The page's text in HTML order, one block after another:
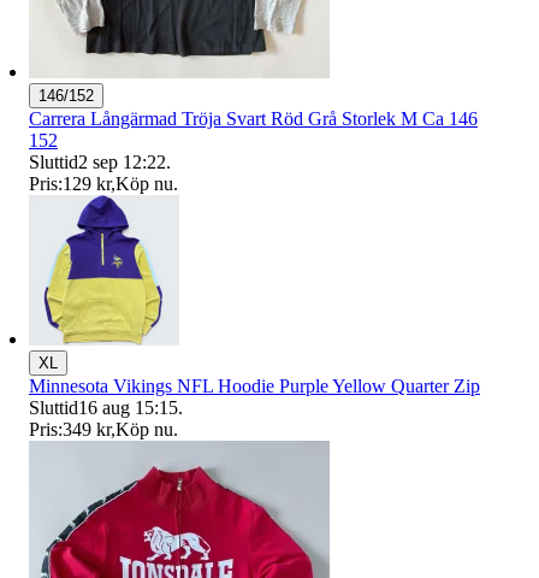
146/152
Carrera Långärmad Tröja Svart Röd Grå Storlek M Ca 146
152
Sluttid2 sep 12:22.
Pris:129 kr,Köp nu.
XL
Minnesota Vikings NFL Hoodie Purple Yellow Quarter Zip
Sluttid16 aug 15:15.
Pris:349 kr,Köp nu.